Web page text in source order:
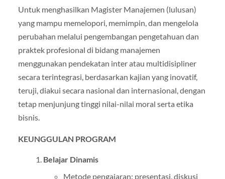
Untuk menghasilkan Magister Manajemen (lulusan)
yang mampu memelopori, memimpin, dan mengelola
perubahan melalui pengembangan pengetahuan dan
praktek profesional di bidang manajemen
menggunakan pendekatan inter atau multidisipliner
secara terintegrasi, berdasarkan kajian yang inovatif,
teruji, diakui secara nasional dan internasional, dengan
tetap menjunjung tinggi nilai-nilai moral serta etika
bisnis.
KEUNGGULAN PROGRAM
Belajar Dinamis
Metode pengajaran: presentasi, diskusi